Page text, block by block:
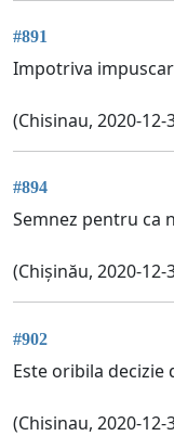
#891
Impotriva
(Chisinau, 2020-12-
#894
Semnez pentru ca
(Chișinău, 2020-12-
#902
Este oribila decizie
(Chisinau, 2020-12-